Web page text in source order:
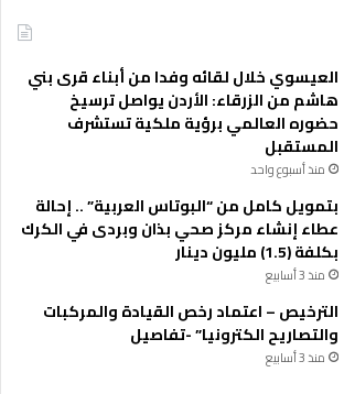
العيسوي خلال لقائه وفدا من أبناء قرى بني
هاشم من الزرقاء: الأردن يواصل ترسيخ
حضوره العالمي برؤية ملكية تستشرف
المستقبل
منذ أسبوع واحد
بتمويل كامل من “البوتاس العربية” .. إحالة
عطاء إنشاء مركز صحي بذان وبردى في الكرك
بكلفة (1.5) مليون دينار
منذ 3 أسابيع
الترخيص – اعتماد رخص القيادة والمركبات
والتصاريح الكترونيا” -تفاصيل
منذ 3 أسابيع